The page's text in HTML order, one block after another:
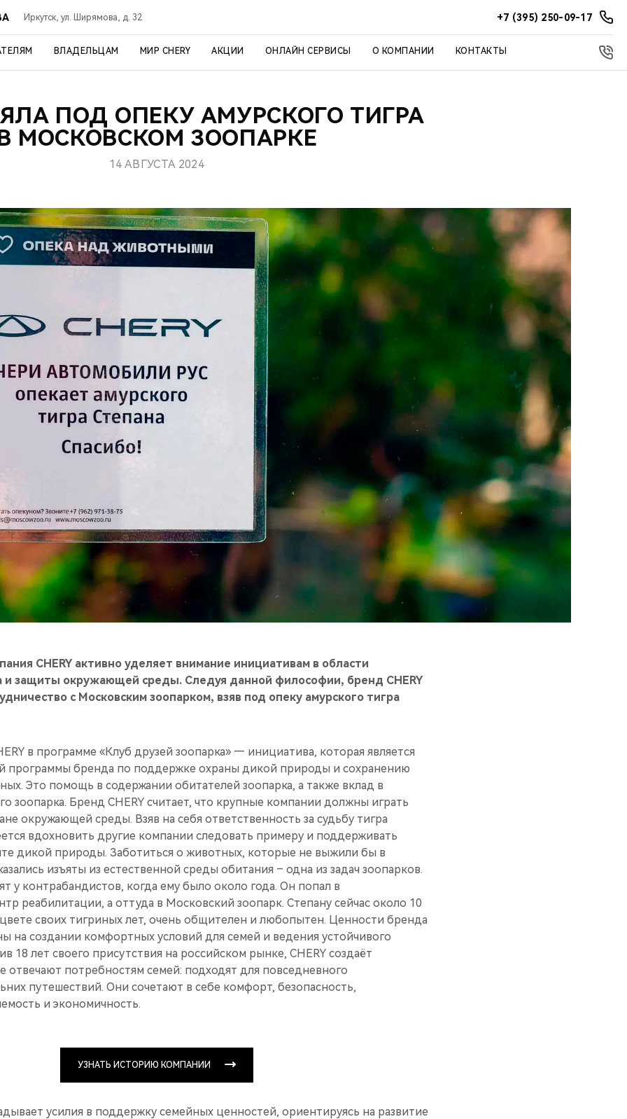
Иркутск, ул. Ширямова, д. 32 +7 (395) 250-09-17
ВЛАДЕЛЬЦАМ МИР CHERY АКЦИИ ОНЛАЙН СЕРВИСЫ О КОМПАНИИ КОНТАКТЫ
ПОД ОПЕКУ АМУРСКОГО ТИГРА
МОСКОВСКОМ ЗООПАРКЕ
14 АВГУСТА 2024
CHERY активно уделяет внимание инициативам в области
и защиты окружающей среды. Следуя данной философии, бренд CHERY
с Московским зоопарком, взяв под опеку амурского тигра
в программе «Клуб друзей зоопарка» — инициатива, которая является
программы бренда по поддержке охраны дикой природы и сохранению
Это помощь в содержании обитателей зоопарка, а также вклад в
зоопарка. Бренд CHERY считает, что крупные компании должны играть
окружающей среды. Взяв на себя ответственность за судьбу тигра
вдохновить другие компании следовать примеру и поддерживать
дикой природы. Заботиться о животных, которые не выжили бы в
изъяты из естественной среды обитания – одна из задач зоопарков.
у контрабандистов, когда ему было около года. Он попал в
реабилитации, а оттуда в Московский зоопарк. Степану сейчас около 10
своих тигриных лет, очень общителен и любопытен. Ценности бренда
на создании комфортных условий для семей и ведения устойчивого
18 лет своего присутствия на российском рынке, CHERY создаёт
отвечают потребностям семей: подходят для повседневного
путешествий. Они сочетают в себе комфорт, безопасность,
и экономичность.
УЗНАТЬ ИСТОРИЮ КОМПАНИИ
усилия в поддержку семейных ценностей, ориентируясь на развитие